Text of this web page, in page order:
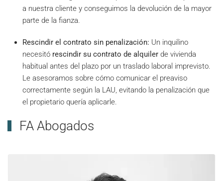
a nuestra cliente y conseguimos la devolución de la mayor
parte de la fianza.
Rescindir el contrato sin penalización: Un inquilino
necesitó rescindir su contrato de alquiler de vivienda
habitual antes del plazo por un traslado laboral imprevisto.
Le asesoramos sobre cómo comunicar el preaviso
correctamente según la LAU, evitando la penalización que
el propietario quería aplicarle.
FA Abogados